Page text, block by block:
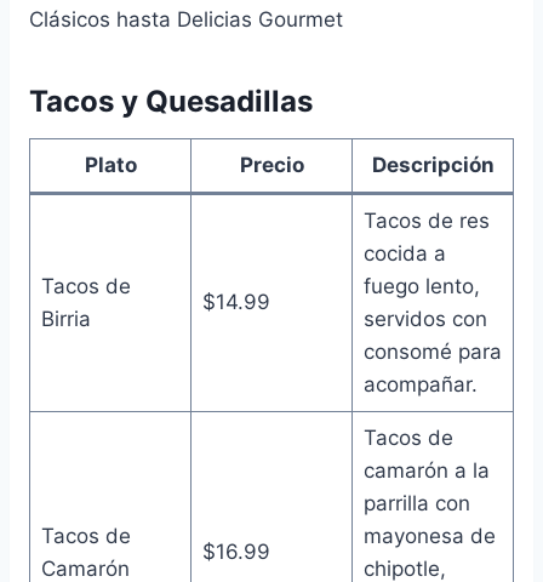
Clásicos hasta Delicias Gourmet
Tacos y Quesadillas
Plato Precio Descripción
Tacos de
Birria
$14.99
Tacos de res
cocida a
fuego lento,
servidos con
consomé para
acompañar.
Tacos de
Camarón
$16.99
Tacos de
camarón a la
parrilla con
mayonesa de
chipotle,